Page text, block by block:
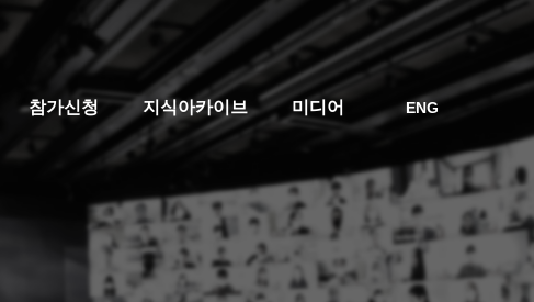
참가신청 지식아카이브 미디어 ENG